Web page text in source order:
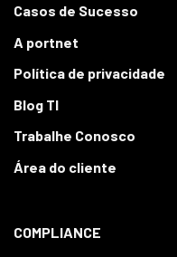
Casos de Sucesso
A portnet
Política de privacidade
Blog TI
Trabalhe Conosco
Área do cliente
COMPLIANCE